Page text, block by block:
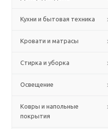
Кухни и бытовая техника
Кровати и матрасы
Стирка и уборка
Освещение
Ковры и напольные
покрытия